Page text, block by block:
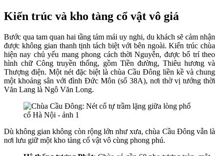
Kiến trúc và kho tàng cổ vật vô giá
Bước qua tam quan hai tầng tám mái uy nghi, du khách sẽ cảm nhận
được không gian thanh tịnh tách biệt với bên ngoài. Kiến trúc chùa
hiện nay chủ yếu mang phong cách thời Nguyễn, được bố trí theo
hình chữ Công truyền thống, gồm Tiền đường, Thiêu hương và
Thượng điện. Một nét đặc biệt là chùa Cầu Đông liền kề và chung
một khoảng sân với đình Đức Môn (số 38A), nơi thờ vị tướng thời
Văn Lang là Ngô Văn Long.
Dù không gian không còn rộng lớn như xưa, chùa Cầu Đông vẫn là
nơi lưu giữ một kho tàng cổ vật vô cùng phong phú.